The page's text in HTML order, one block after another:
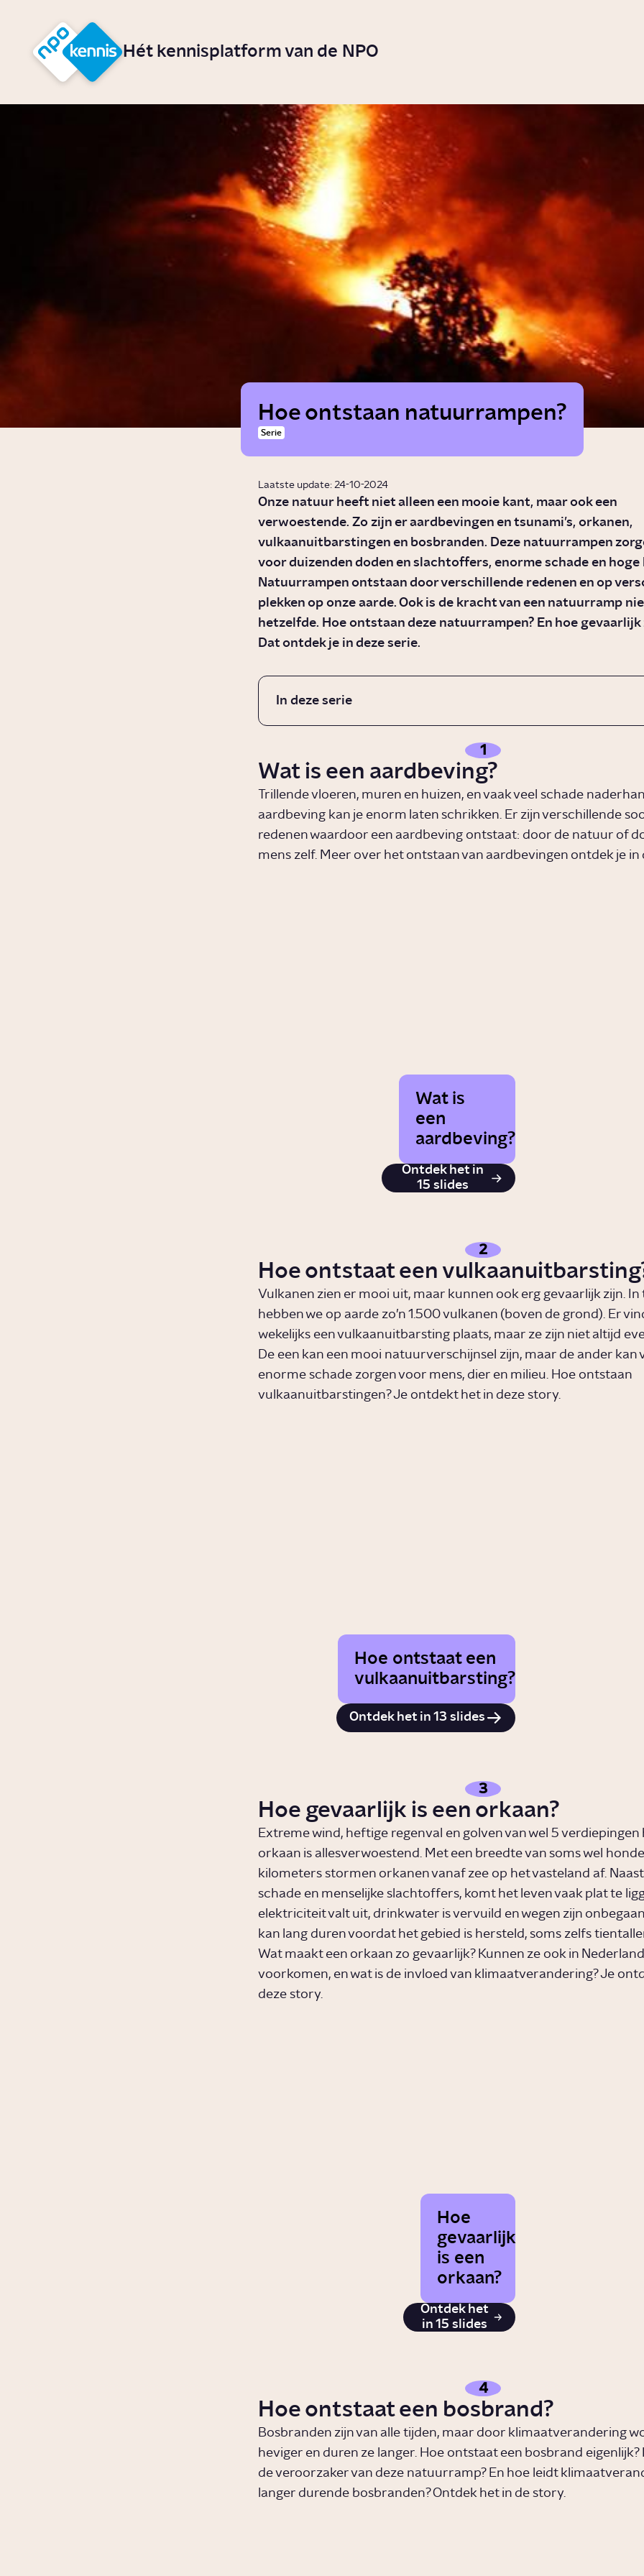
Hét kennisplatform van de NPO
Hoe ontstaan natuurrampen?
Serie
Laatste update: 24-10-2024
Onze natuur heeft niet alleen een mooie kant, maar ook een
verwoestende. Zo zijn er aardbevingen en tsunami’s, orkanen,
vulkaanuitbarstingen en bosbranden. Deze natuurrampen
voor duizenden doden en slachtoffers, enorme schade en hoge
Natuurrampen ontstaan door verschillende redenen en op
plekken op onze aarde. Ook is de kracht van een natuurramp
hetzelfde. Hoe ontstaan deze natuurrampen? En hoe gevaarlijk
Dat ontdek je in deze serie.
In deze serie
1
Wat is een aardbeving?
Trillende vloeren, muren en huizen, en vaak veel schade
aardbeving kan je enorm laten schrikken. Er zijn verschillende
redenen waardoor een aardbeving ontstaat: door de natuur of
mens zelf. Meer over het ontstaan van aardbevingen ontdek je in
Wat is
een
aardbeving?
Ontdek het in
15 slides
2
Hoe ontstaat een
Vulkanen zien er mooi uit, maar kunnen ook erg gevaarlijk zijn. In
hebben we op aarde zo’n 1.500 vulkanen (boven de grond). Er
wekelijks een vulkaanuitbarsting plaats, maar ze zijn niet altijd
De een kan een mooi natuurverschijnsel zijn, maar de ander kan
enorme schade zorgen voor mens, dier en milieu. Hoe ontstaan
vulkaanuitbarstingen? Je ontdekt het in deze story.
Hoe ontstaat een
vulkaanuitbarsting?
Ontdek het in 13 slides
3
Hoe gevaarlijk is een orkaan?
Extreme wind, heftige regenval en golven van wel 5 verdiepingen
orkaan is allesverwoestend. Met een breedte van soms wel
kilometers stormen orkanen vanaf zee op het vasteland af.
schade en menselijke slachtoffers, komt het leven vaak plat te
elektriciteit valt uit, drinkwater is vervuild en wegen zijn
kan lang duren voordat het gebied is hersteld, soms zelfs
Wat maakt een orkaan zo gevaarlijk? Kunnen ze ook in Nederland
voorkomen, en wat is de invloed van klimaatverandering? Je
deze story.
Hoe
gevaarlijk
is een
orkaan?
Ontdek het
in 15 slides
4
Hoe ontstaat een bosbrand?
Bosbranden zijn van alle tijden, maar door klimaatverandering
heviger en duren ze langer. Hoe ontstaat een bosbrand eigenlijk?
de veroorzaker van deze natuurramp? En hoe leidt
langer durende bosbranden? Ontdek het in de story.